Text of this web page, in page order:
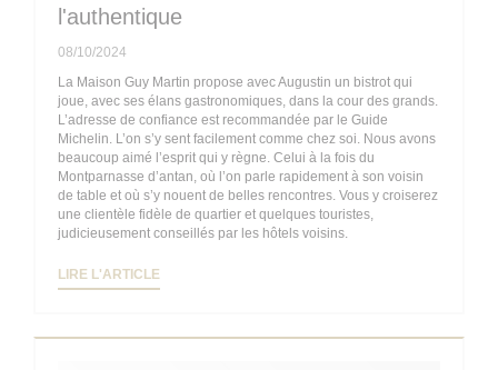
l'authentique
08/10/2024
La Maison Guy Martin propose avec Augustin un bistrot qui
joue, avec ses élans gastronomiques, dans la cour des grands.
L’adresse de confiance est recommandée par le Guide
Michelin. L’on s’y sent facilement comme chez soi. Nous avons
beaucoup aimé l’esprit qui y règne. Celui à la fois du
Montparnasse d’antan, où l’on parle rapidement à son voisin
de table et où s’y nouent de belles rencontres. Vous y croiserez
une clientèle fidèle de quartier et quelques touristes,
judicieusement conseillés par les hôtels voisins.
LIRE L'ARTICLE